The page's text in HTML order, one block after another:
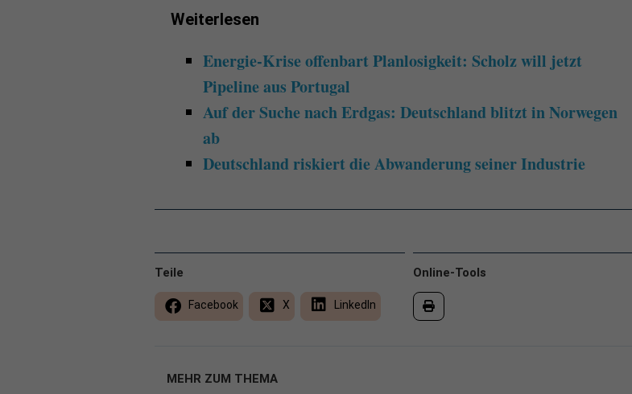
Weiterlesen
Energie-Krise offenbart Planlosigkeit: Scholz will jetzt
Pipeline aus Portugal
Auf der Suche nach Erdgas: Deutschland blitzt in Norwegen
ab
Deutschland riskiert die Abwanderung seiner Industrie
Online-Tools
Teile
Facebook X LinkedIn
MEHR ZUM THEMA